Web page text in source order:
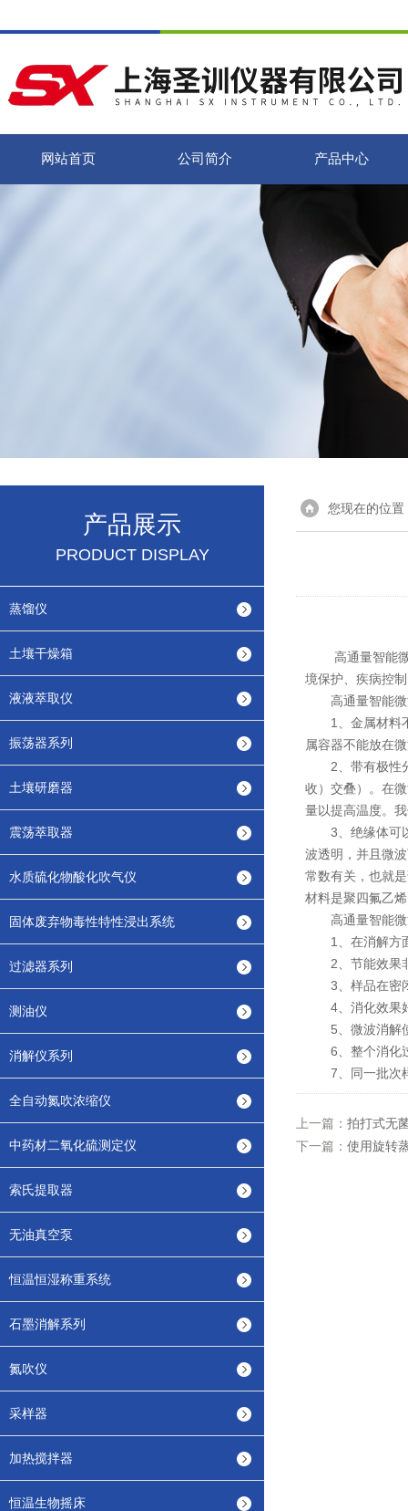
网站首页 公司简介 产品中心
产品展示
PRODUCT DISPLAY
蒸馏仪
土壤干燥箱
液液萃取仪
振荡器系列
土壤研磨器
震荡萃取器
水质硫化物酸化吹气仪
固体废弃物毒性特性浸出系统
过滤器系列
测油仪
消解仪系列
全自动氮吹浓缩仪
中药材二氧化硫测定仪
索氏提取器
无油真空泵
恒温恒湿称重系统
石墨消解系列
氮吹仪
采样器
加热搅拌器
恒温生物摇床
您现在的位置
高通量智能微
境保护、疾病控
高通量智能微
1、金属材料不
属容器不能放在
2、带有极性分
收）交叠）。在
量以提高温度。
3、绝缘体可以
波透明，并且微
常数有关，也就
材料是聚四氟乙
高通量智能微
1、在消解方面
2、节能效果非
3、样品在密闭
4、消化效果好
5、微波消解使
6、整个消化过
7、同一批次样
上一篇： 拍打式无
下一篇： 使用旋转